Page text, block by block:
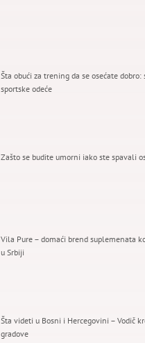
Šta obući za trening da se osećate dobro:
sportske odeće
Zašto se budite umorni iako ste spavali
Vila Pure – domaći brend suplemenata
u Srbiji
Šta videti u Bosni i Hercegovini – Vodič
gradove